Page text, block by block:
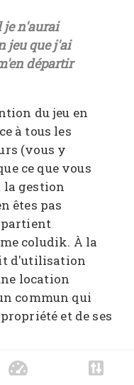
je n'aurai
jeu que j'ai
départir
du jeu en
à tous les
(vous y
ce que vous
la gestion
êtes pas
coludik. À la
d'utilisation
location
commun qui
et de ses
se confirme